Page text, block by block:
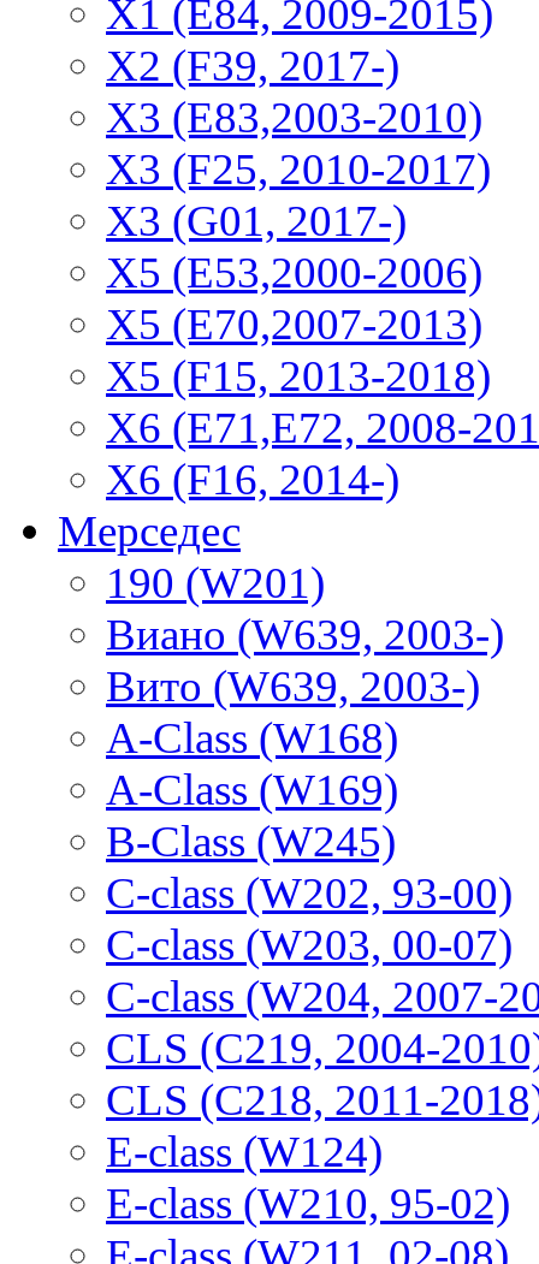
X1 (E84, 2009-2015)
Х2 (F39, 2017-)
X3 (E83,2003-2010)
X3 (F25, 2010-2017)
X3 (G01, 2017-)
X5 (E53,2000-2006)
X5 (E70,2007-2013)
X5 (F15, 2013-2018)
X6 (E71,E72, 2008-
X6 (F16, 2014-)
Мерседес
190 (W201)
Виано (W639, 2003-)
Вито (W639, 2003-)
A-Class (W168)
A-Class (W169)
B-Class (W245)
C-class (W202, 93-00)
C-class (W203, 00-07)
C-class (W204, 2007-
CLS (C219, 2004-
CLS (C218, 2011-
E-class (W124)
E-class (W210, 95-02)